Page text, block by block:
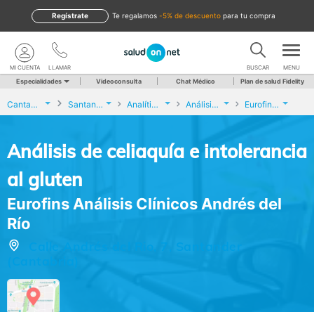
te regalamos -5% de descuento para tu compra
Regístrate
LLAMAR
MI CUENTA BUSCAR MENU
Especialidades Videoconsulta Chat Médico Plan de salud Fidelity
Cantabria Santander Analíticas y Genética Análisis de celiaquía e intolerancia al gluten Eurofins Análisis Clínicos Andrés del Río
Análisis de celiaquía e intolerancia
al gluten
Eurofins Análisis Clínicos Andrés del
Río
Calle Andrés del Rio, 7, Santander